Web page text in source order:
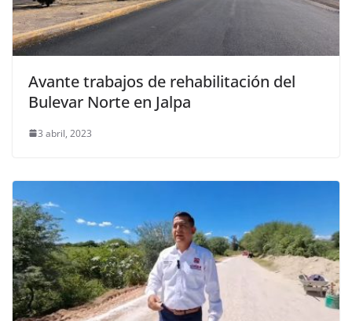
Avante trabajos de rehabilitación del
Bulevar Norte en Jalpa
3 abril, 2023